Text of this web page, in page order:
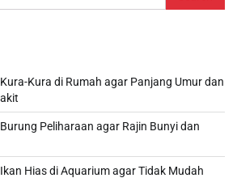
Kura di Rumah agar Panjang Umur dan
Peliharaan agar Rajin Bunyi dan
Hias di Aquarium agar Tidak Mudah